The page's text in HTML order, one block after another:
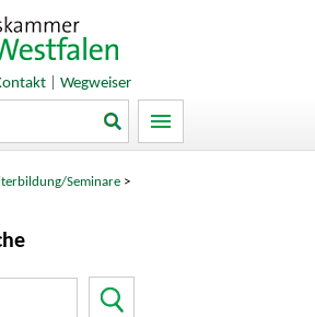
| Wegweiser
Seminare >